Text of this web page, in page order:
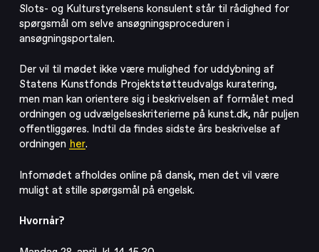
Slots- og Kulturstyrelsens konsulent står til rådighed for
spørgsmål om selve ansøgningsproceduren i
ansøgningsportalen.
Der vil til mødet ikke være mulighed for uddybning af
Statens Kunstfonds Projektstøtteudvalgs kuratering,
men man kan orientere sig i beskrivelsen af formålet med
ordningen og udvælgelseskriterierne på kunst.dk, når puljen
offentliggøres. Indtil da findes sidste års beskrivelse af
ordningen her.
Infomødet afholdes online på dansk, men det vil være
muligt at stille spørgsmål på engelsk.
Hvornår?